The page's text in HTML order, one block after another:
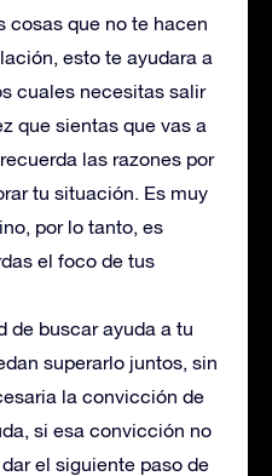
cosas que no te hacen
esto te ayudara a
cuales necesitas salir
que sientas que vas a
las razones por
tu situación. Es muy
por lo tanto, es
el foco de tus
de buscar ayuda a tu
superarlo juntos, sin
la convicción de
si esa convicción no
el siguiente paso de